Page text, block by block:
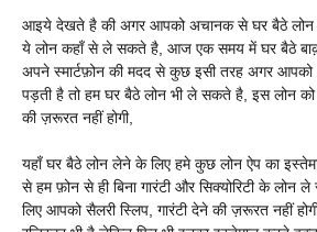
आइये देखते है की अगर आपको अचानक से घर बैठे लोन
ये लोन कहाँ से ले सकते है, आज एक समय में घर बैठे
अपने स्मार्टफ़ोन की मदद से कुछ इसी तरह अगर
पड़ती है तो हम घर बैठे लोन भी ले सकते है, इस लोन
की ज़रूरत नहीं होगी,
यहाँ घर बैठे लोन लेने के लिए हमे कुछ लोन ऐप का
से हम फ़ोन से ही बिना गारंटी और सिक्योरिटी के
लिए आपको सैलरी स्लिप, गारंटी देने की ज़रूरत नहीं